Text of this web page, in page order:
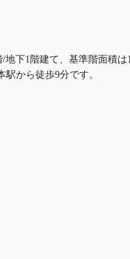
下1階建て、基準階面積
から徒歩9分です。